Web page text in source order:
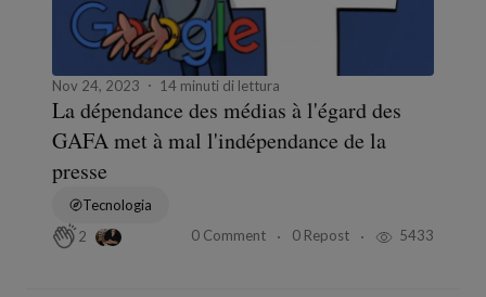
Nov 24, 2023 14 minuti di lettura
La dépendance des médias à l'égard des
GAFA met à mal l'indépendance de la
presse
Tecnologia
2
0 Comment 0 Repost 5433